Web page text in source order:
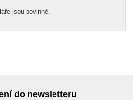
jsou povinné.
do newsletteru